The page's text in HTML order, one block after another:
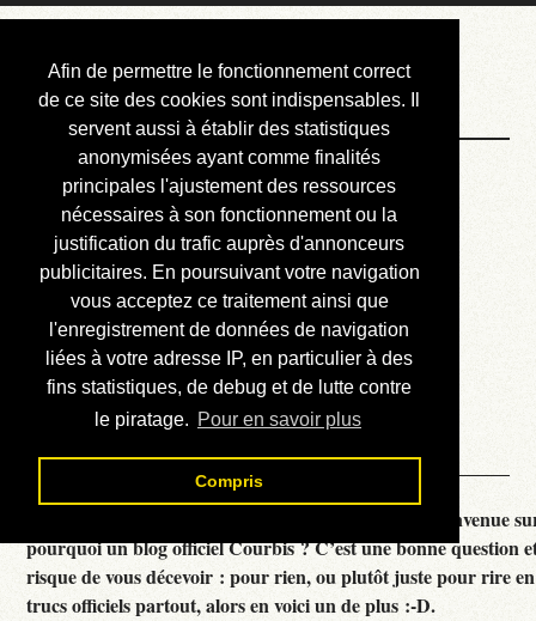
Afin de permettre le fonctionnement correct
de ce site des cookies sont indispensables. Il
servent aussi à établir des statistiques
anonymisées ayant comme finalités
principales l'ajustement des ressources
nécessaires à son fonctionnement ou la
justification du trafic auprès d'annonceurs
publicitaires. En poursuivant votre navigation
vous acceptez ce traitement ainsi que
l'enregistrement de données de navigation
liées à votre adresse IP, en particulier à des
fins statistiques, de debug et de lutte contre
le piratage. Pour en savoir plus
Compris
Courbis, « LE »
Blog Officiel
Bienvenue
Réalisations
Divers (et d’été)
Annonces
Liens externes
Téléchargement
Contact
Courbis, « LE » Blog Officiel - je vous souhaite la bienvenue
pourquoi un blog officiel Courbis ? C’est une bonne question
risque de vous décevoir : pour rien, ou plutôt juste pour rire
trucs officiels partout, alors en voici un de plus :-D.